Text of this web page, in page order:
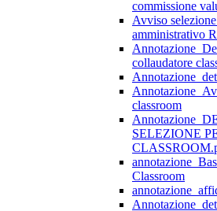
commissione
Avviso
amministrativo
collaudatore
classroom
SELEZIONE
Classroom